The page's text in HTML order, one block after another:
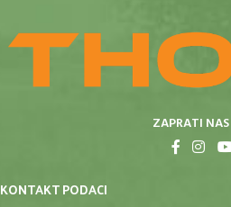
ZAPRATI
KONTAKT PODACI